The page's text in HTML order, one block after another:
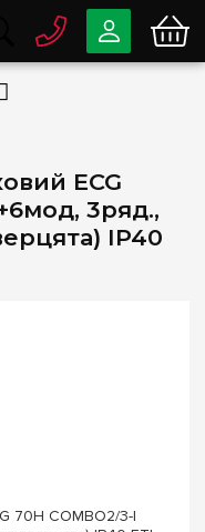
ECG
3ряд.,
IP40
Telegram